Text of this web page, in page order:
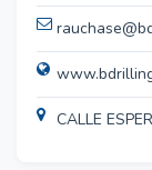
CALLE